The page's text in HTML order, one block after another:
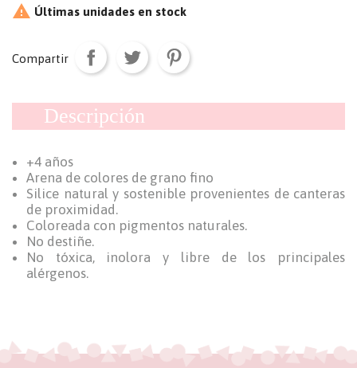
 Últimas unidades en stock
Compartir
Descripción
+4 años
Arena de colores de grano fino
Silice natural y sostenible provenientes de canteras
de proximidad.
Coloreada con pigmentos naturales.
No destiñe.
No tóxica, inolora y libre de los principales
alérgenos.